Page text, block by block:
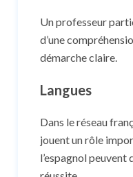
Un professeur
d’une
démarche claire.
Langues
Dans le réseau
jouent un rôle
l’espagnol peuvent